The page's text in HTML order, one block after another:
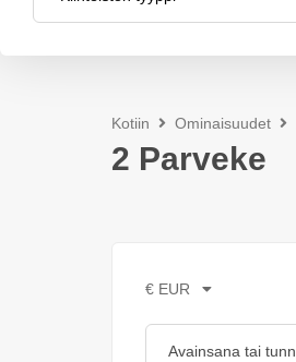
Kotiin Ominaisuudet
2 Parveke
€ EUR